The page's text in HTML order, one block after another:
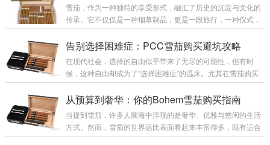
不开的话题。本文将带你深入了解古巴罗密欧雪茄的价格结
构，教你如何用智慧的眼光挑选，既省钱又享受品质。 古巴罗
和出厂年份直接左右了其价值。作...
雪茄，作为一种独特的享受形式，融汇了历史的沉淀与文化的
传承。它不仅仅是一种烟草制品，更是一段旅行，一种仪式，
更是一种生活态度。当一缕袅袅的烟雾在微醺的氛围里缓缓升
起，时间仿佛也放慢了脚步，留给品味者充足的空间去感受经
内敛，令人沉醉其中。可是，在众多雪茄产品中，如何才能挑
选到理想的那一支？让我们一起踏入这场绝妙的“微醺间遇见经
牌那么肤浅。每一支雪茄都有其独特的产地、烟...
告别选择困难症：PCC雪茄购买避坑攻略
在现代社会，选择的自由似乎带来了无尽的可能性，但有时
候，这种自由却成为了“选择困难症”的温床。尤其在雪茄购买
领域，面对林林总总的PCC雪茄品牌、产地、口味与价格，许
多新手乃至资深雪茄爱好者都曾迷失其中。本文将深入探讨如
略，令你在雪茄世界中游刃有余，享受挑选乐趣而非困扰。 首
先，认识自己是规避选择恐惧的第一步。PCC雪茄丰富的品类
从预算到奢华：你的Bohem雪茄购买指南
当提到雪茄，许多人脑海中浮现的是奢华、优雅与悠闲的生活
方式。然而，雪茄的世界远比表面看起来丰富得多，既有适合
入门者经济实惠的选择，也有为鉴赏家准备的高端珍品。本文